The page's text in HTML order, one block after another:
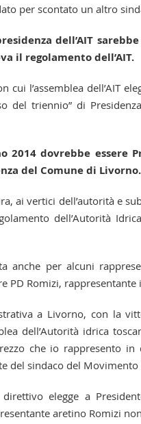
per scontato un altro
dell’AIT
il regolamento dell’AIT.
l’assemblea dell’AIT
del triennio” di
2014 dovrebbe essere
del Comune di Livorno.
ai vertici dell’autorità e
dell’Autorità
anche per alcuni
PD Romizi,
a Livorno, con la
dell’Autorità idrica
che io rappresento
del sindaco del Movimento
elegge a
aretino Romizi